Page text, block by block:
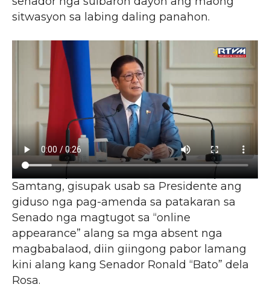
sitwasyon sa labing daling panahon.
Samtang, gisupak usab sa Presidente ang
giduso nga pag-amenda sa patakaran sa
Senado nga magtugot sa “online
appearance” alang sa mga absent nga
magbabalaod, diin giingong pabor lamang
kini alang kang Senador Ronald “Bato” dela
Rosa.